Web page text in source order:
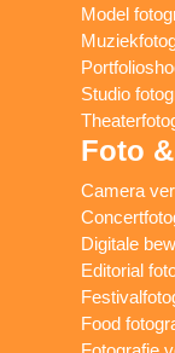
Model
Studio
Foto
Camera
Digitale
Editorial
Food